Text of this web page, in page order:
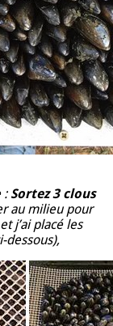
: Sortez 3 clous
au milieu pour
j’ai placé les
dessous),